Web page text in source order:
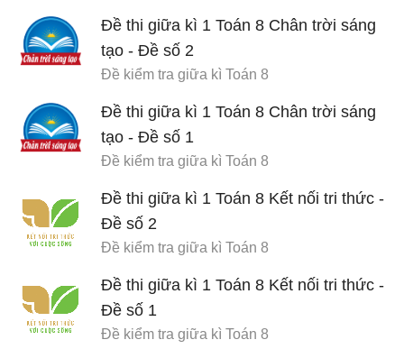
Đề thi giữa kì 1 Toán 8 Chân trời sáng
tạo - Đề số 2
Đề kiểm tra giữa kì Toán 8
Đề thi giữa kì 1 Toán 8 Chân trời sáng
tạo - Đề số 1
Đề kiểm tra giữa kì Toán 8
Đề thi giữa kì 1 Toán 8 Kết nối tri thức -
Đề số 2
Đề kiểm tra giữa kì Toán 8
Đề thi giữa kì 1 Toán 8 Kết nối tri thức -
Đề số 1
Đề kiểm tra giữa kì Toán 8